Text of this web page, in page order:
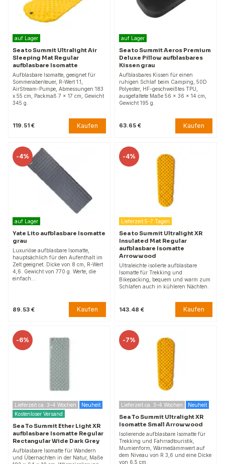
auf Lager
Sea to Summit Ultralight Air
Sleeping Mat Regular
aufblasbare Isomatte
Aufblasbare Isomatte, geeignet für
Sommerabenteuer, R-Wert 1.1,
AirStream-Pumpe, Abmessungen 183
x 55 cm, Packmaß 7 x 17 cm, Gewicht
345 g.
119.51 € Kaufen
auf Lager
Sea to Summit Aeros Premium
Deluxe Pillow aufblasbares
Kissen grau
Aufblasbares Kissen für einen
ruhigen Schlaf beim Camping, 50D
Polyester, HF-geschweißtes TPU,
ausgefaltete Maße 56 x 36 x 14 cm,
Gewicht 195 g.
63.65 € Kaufen
-4%
auf Lager
Yate Lito aufblasbare Isomatte
grau
Luxuriöse aufblasbare Isomatte,
hauptsächlich für den Aufenthalt im
Zelt geeignet. Dicke von 8 cm, R-Wert
4,6. Gewicht von 770 g. Werte, die
einfach…
89.53 € Kaufen
-4%
Lieferzeit 5-7 Tagen
Sea to Summit Ultralight XR
Insulated Mat Regular
aufblasbare Isomatte
Arrowwood
Ultraleichte isolierte aufblasbare
Isomatte für Trekking und
Bikepacking, bequem und warm zum
Schlafen auch in kühleren Nächten.
143.48 € Kaufen
-6%
Lieferzeit ca. 3–4 Wochen
Neuheit
Kostenloser Versand
Sea To Summit Ether Light XR
aufblasbare Isomatte Regular
Rectangular Wide Dark Grey
Aufblasbare Isomatte für Wandern
und Übernachten in der Natur, Maße
-7%
Lieferzeit ca. 3–4 Wochen Neuheit
Sea To Summit Ultralight XR
Isomatte Small Arrowwood
Isolierende aufblasbare Isomatte für
Trekking und Fahrradtouristik,
Mumienform, Wärmedämmwert auf
dem Niveau von R 3,6 und eine Dicke
von 6,5 cm.